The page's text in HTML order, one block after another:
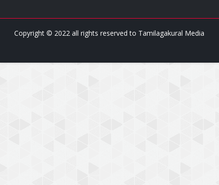
Copyright © 2022 all rights reserved to Tamilagakural Media